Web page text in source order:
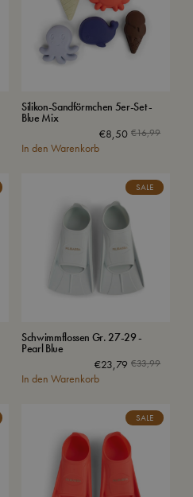
Silikon-Sandförmchen 5er-Set -
Blue Mix
€16,99
€8,50
In den Warenkorb
SALE
Schwimmflossen Gr. 27-29 -
Pearl Blue
€33,99
€23,79
In den Warenkorb
SALE